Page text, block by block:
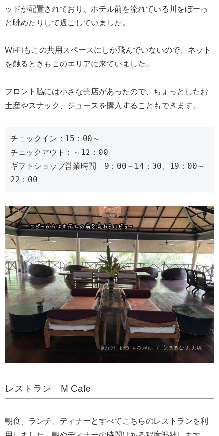
ッドが配置されており、ホテル前を流れている川をぼーっ
と眺めたりして過ごしていました。
Wi-Fiもこの共用スペースにしか飛んでいないので、ネット
を触るときもこのエリアに来ていました。
フロント脇には小さな売店があったので、ちょっとしたお
土産やスナック、ジュースを購入することもできます。
チェックイン：15：00～
チェックアウト：～12：00
ギフトショップ営業時間　9：00～14：00、19：00～
22：00
レストラン M Cafe
朝食、ランチ、ディナーとすべてこちらのレストランを利